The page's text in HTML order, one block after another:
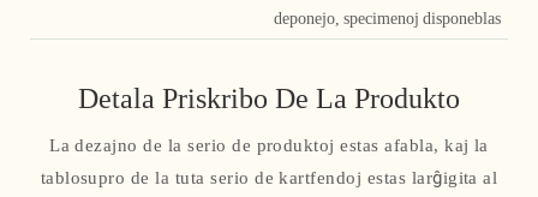
deponejo, specimenoj disponeblas
Detala Priskribo De La Produkto
La dezajno de la serio de produktoj estas afabla, kaj la
tablosupro de la tuta serio de kartfendoj estas larĝigita al